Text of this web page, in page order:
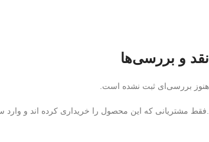
نقد و بررسی‌ها
هنوز بررسی‌ای ثبت نشده است.
.فقط مشتریانی که این محصول را خریداری کرده اند و وارد